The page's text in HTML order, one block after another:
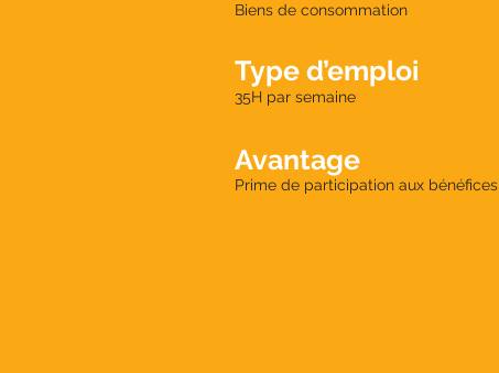
Biens de consommation
Type d’emploi
35H par semaine
Avantage
Prime de participation aux bénéfices